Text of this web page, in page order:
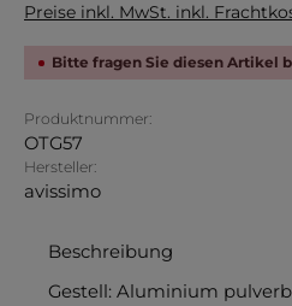
Preise inkl. MwSt. inkl.
Bitte fragen Sie diesen Artikel
Produktnummer:
OTG57
Hersteller:
avissimo
Beschreibung
Gestell: Aluminium